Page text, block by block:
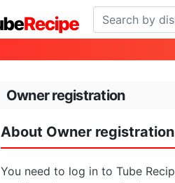
Owner registration
About Owner registration
You need to log in to Tube